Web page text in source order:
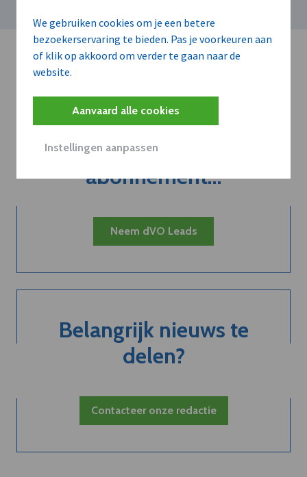
We gebruiken cookies om je een betere
bezoekerservaring te bieden. Pas je voorkeuren aan
of klik op akkoord om verder te gaan naar de
website.
Aanvaard alle cookies
Instellingen aanpassen
Kort de voordelen
van een
abonnement...
Neem dVO Leads
Belangrijk nieuws te
delen?
Contacteer onze redactie